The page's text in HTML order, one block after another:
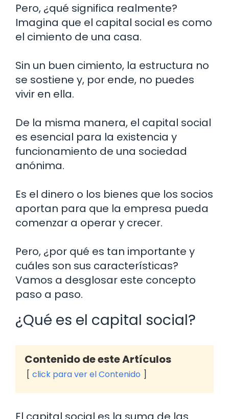
Pero, ¿qué significa realmente?
Imagina que el capital social es como
el cimiento de una casa.
Sin un buen cimiento, la estructura no
se sostiene y, por ende, no puedes
vivir en ella.
De la misma manera, el capital social
es esencial para la existencia y
funcionamiento de una sociedad
anónima.
Es el dinero o los bienes que los socios
aportan para que la empresa pueda
comenzar a operar y crecer.
Pero, ¿por qué es tan importante y
cuáles son sus características?
Vamos a desglosar este concepto
paso a paso.
¿Qué es el capital social?
Contenido de este Artículos
click para ver el Contenido